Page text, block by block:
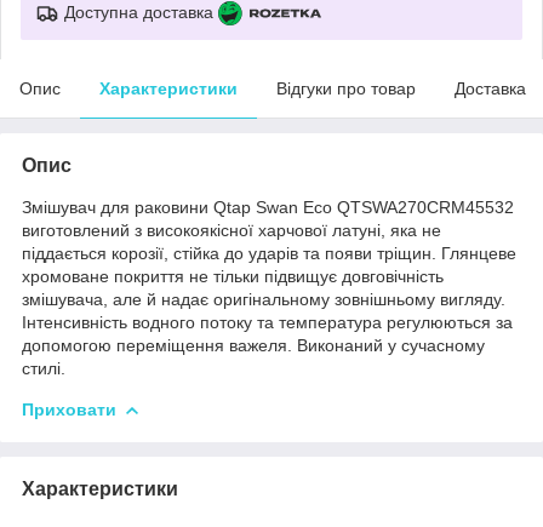
Доступна доставка
Опис Характеристики Відгуки про товар Доставка
Опис
Змішувач для раковини Qtap Swan Eco QTSWA270CRM45532
виготовлений з високоякісної харчової латуні, яка не
піддається корозії, стійка до ударів та появи тріщин. Глянцеве
хромоване покриття не тільки підвищує довговічність
змішувача, але й надає оригінальному зовнішньому вигляду.
Інтенсивність водного потоку та температура регулюються за
допомогою переміщення важеля. Виконаний у сучасному
стилі.
Приховати
Характеристики